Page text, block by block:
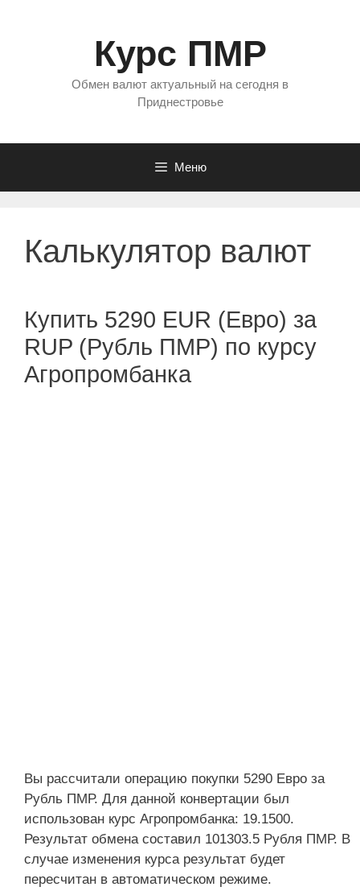
Курс ПМР
Обмен валют актуальный на сегодня в
Приднестровье
Меню
Калькулятор валют
Купить 5290 EUR (Евро) за
RUP (Рубль ПМР) по курсу
Агропромбанка
Вы рассчитали операцию покупки 5290 Евро за
Рубль ПМР. Для данной конвертации был
использован курс Агропромбанка: 19.1500.
Результат обмена составил 101303.5 Рубля ПМР. В
случае изменения курса результат будет
пересчитан в автоматическом режиме.